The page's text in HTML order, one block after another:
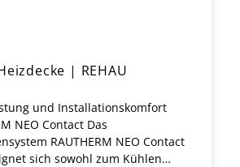
| REHAU
und Installationskomfort
NEO Contact Das
RAUTHERM NEO Contact
sich sowohl zum Kühlen…